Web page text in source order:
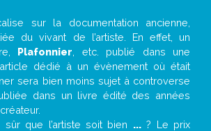
sur la documentation ancienne,
du vivant de l’artiste. En effet, un
Plafonnier , etc. publié dans une
dédié à un évènement où était
sera bien moins sujet à controverse
dans un livre édité des années
que l’artiste soit bien ...? Le prix